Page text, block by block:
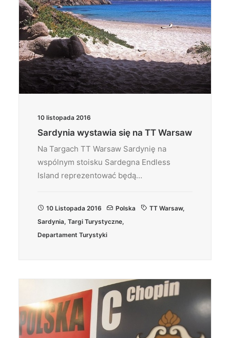
10 listopada 2016
Sardynia wystawia się na TT Warsaw
Na Targach TT Warsaw Sardynię na
wspólnym stoisku Sardegna Endless
Island reprezentować będą…
10 Listopada 2016 Polska TT Warsaw,
Sardynia, Targi Turystyczne,
Departament Turystyki